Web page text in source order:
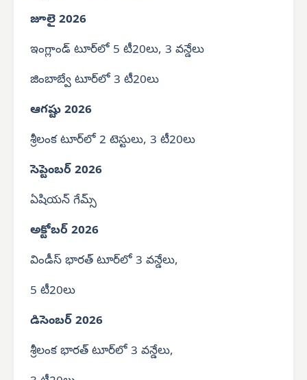
జూలై 2026
ఇంగ్లాండ్ టూర్‌లో 5 టీ20లు, 3 వన్డేలు
జింబాబ్వే టూర్‌లో 3 టీ20లు
ఆగష్టు 2026
శ్రీలంక టూర్‌లో 2 టెస్టులు, 3 టీ20లు
సెప్టెంబర్ 2026
ఏషియన్ గేమ్స్
అక్టోబర్ 2026
విండీస్ భారత్ టూర్‌లో 3 వన్డేలు,
5 టీ20లు
డిసెంబర్ 2026
శ్రీలంక భారత్ టూర్‌లో 3 వన్డేలు,